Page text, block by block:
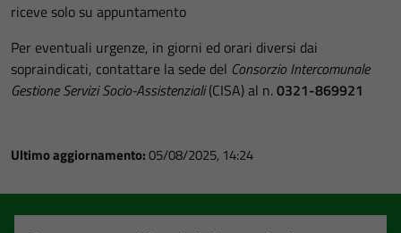
riceve solo su appuntamento
Per eventuali urgenze, in giorni ed orari diversi dai
sopraindicati, contattare la sede del Consorzio Intercomunale
Gestione Servizi Socio-Assistenziali(CISA) al n.0321-869921
Ultimo aggiornamento:05/08/2025, 14:24